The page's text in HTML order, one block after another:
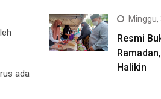
ada
Minggu,
Resmi
Halikin